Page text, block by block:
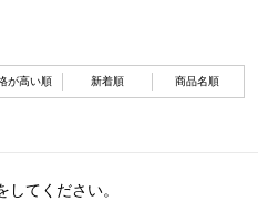
が高い順 新着順 商品名順
てください。